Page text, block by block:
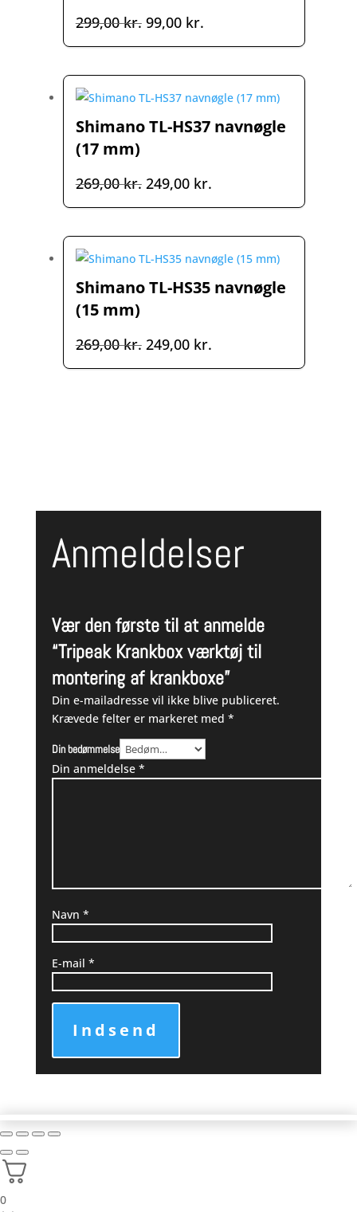
299,00kr. Den
oprindelige
299,00 kr..
99,00 kr.Den
aktuelle
99,00 kr..
Shimano TL-HS37 navnøgle
(17 mm)
269,00kr. Den
oprindelige
269,00 kr..
249,00 kr.Den
aktuelle
249,00 kr..
Shimano TL-HS35 navnøgle
(15 mm)
269,00kr. Den
oprindelige
249,00 kr.Den
aktuelle
Anmeldelser
Vær den første til at anmelde
“Tripeak Krankbox værktøj til
montering af krankboxe”
Din e-mailadresse vil ikke blive publiceret.
Krævede felter er markeret med *
Din bedømmelse
Din anmeldelse *
Navn *
E-mail *
Indsend
0